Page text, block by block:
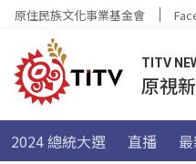
原住民族文化事業基金會
TITV
原視
2024 總統大選 直播